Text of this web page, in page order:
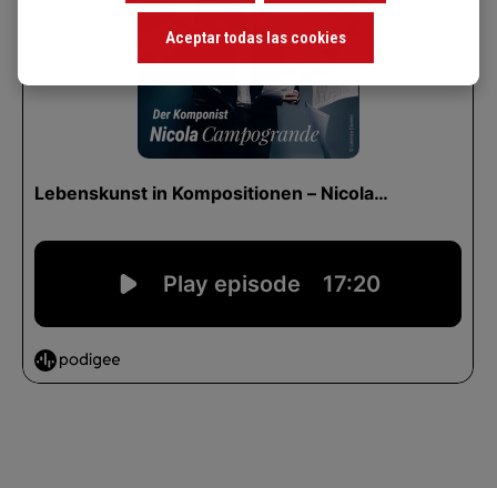
Aceptar todas las cookies